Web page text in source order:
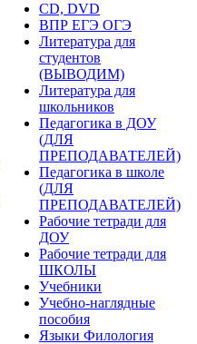
CD, DVD
ВПР ЕГЭ ОГЭ
Литература для
студентов
(ВЫВОДИМ)
Литература для
школьников
Педагогика в ДОУ
(ДЛЯ
ПРЕПОДАВАТЕЛЕЙ)
Педагогика в школе
(ДЛЯ
ПРЕПОДАВАТЕЛЕЙ)
Рабочие тетради для
ДОУ
Рабочие тетради для
ШКОЛЫ
Учебники
Учебно-наглядные
пособия
Языки Филология